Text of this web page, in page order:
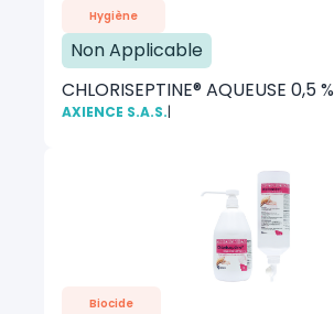
Hygiène
Non Applicable
CHLORISEPTINE® AQUEUSE 0,5 %
AXIENCE S.A.S.|
Biocide